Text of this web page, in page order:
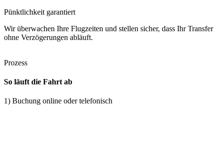
Pünktlichkeit garantiert
Wir überwachen Ihre Flugzeiten und stellen sicher, dass Ihr Transfer
ohne Verzögerungen abläuft.
Prozess
So läuft die Fahrt ab
1) Buchung online oder telefonisch